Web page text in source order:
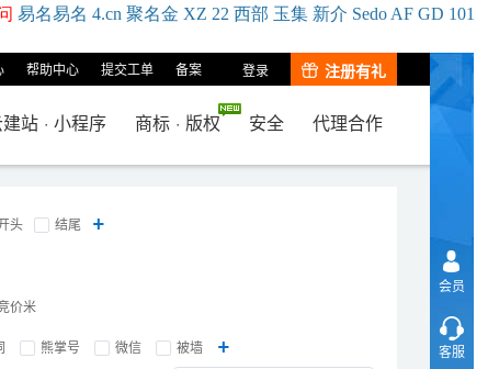
易名易名 4.cn 聚名金 XZ 22 西部 玉集 新介 Sedo AF GD 101